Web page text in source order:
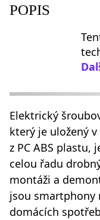
POPIS
Elektrický
který je uložený
z PC ABS plastu,
celou řadu
montáži a
jsou smartphony
domácích